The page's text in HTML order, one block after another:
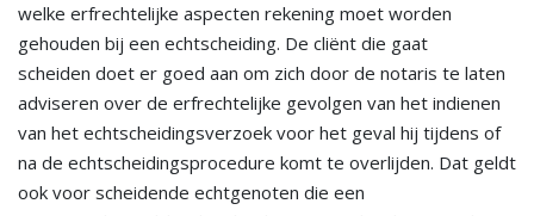
welke erfrechtelijke aspecten rekening moet worden
gehouden bij een echtscheiding. De cliënt die gaat
scheiden doet er goed aan om zich door de notaris te laten
adviseren over de erfrechtelijke gevolgen van het indienen
van het echtscheidingsverzoek voor het geval hij tijdens of
na de echtscheidingsprocedure komt te overlijden. Dat geldt
ook voor scheidende echtgenoten die een